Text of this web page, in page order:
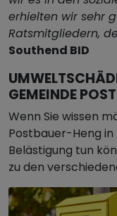
erhielten wir sehr
Ratsmitgliedern,
Southend BID
GEMEINDE
Wenn Sie wissen
Postbauer-Heng
Belästigung tun
zu den